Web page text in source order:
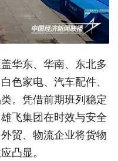
华东、华南、东北多
色家电、汽车配件、
。凭借前期班列稳定
飞集团在时效与安全
贸、物流企业将货物
凸显。